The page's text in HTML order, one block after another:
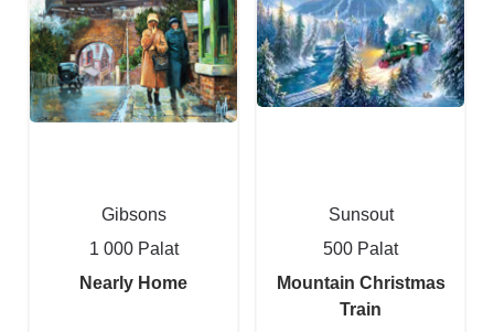
Gibsons
1 000 Palat
Nearly Home
Sunsout
500 Palat
Mountain Christmas
Train